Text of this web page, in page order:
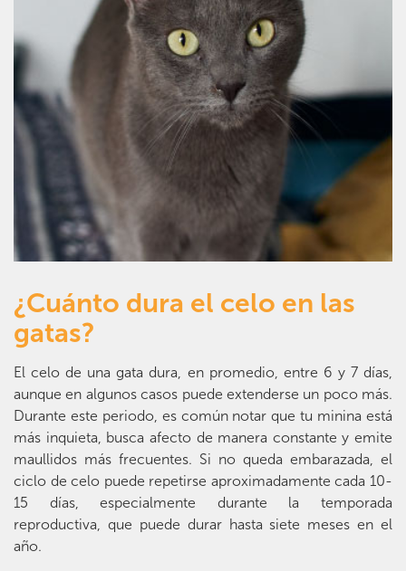
¿Cuánto dura el celo en las
gatas?
El celo de una gata dura, en promedio, entre 6 y 7 días,
aunque en algunos casos puede extenderse un poco más.
Durante este periodo, es común notar que tu minina está
más inquieta, busca afecto de manera constante y emite
maullidos más frecuentes. Si no queda embarazada, el
ciclo de celo puede repetirse aproximadamente cada 10-
15 días, especialmente durante la temporada
reproductiva, que puede durar hasta siete meses en el
año.